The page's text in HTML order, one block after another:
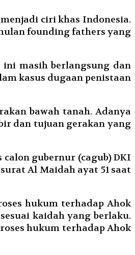
ciri khas Indonesia.
founding fathers yang
ini masih berlangsung dan
kasus dugaan penistaan
bawah tanah. Adanya
dan tujuan gerakan yang
gubernur (cagub) DKI
Al Maidah ayat 51 saat
hukum terhadap Ahok
kaidah yang berlaku.
hukum terhadap Ahok